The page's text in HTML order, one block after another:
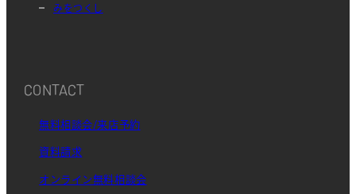
みをつくし
CONTACT
無料相談会/来店予約
資料請求
オンライン無料相談会